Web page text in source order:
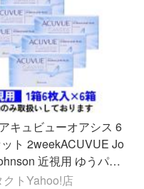
キュビューオアシス 6
ト 2weekACUVUE Jo
近視用 ゆうパケ
トYahoo!店